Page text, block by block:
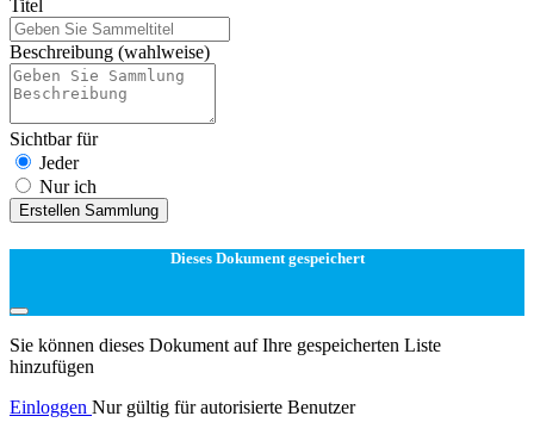
Titel
Beschreibung (wahlweise)
Sichtbar für
Jeder
Nur ich
Erstellen Sammlung
Dieses Dokument gespeichert
Sie können dieses Dokument auf Ihre gespeicherten Liste
hinzufügen
Einloggen Nur gültig für autorisierte Benutzer